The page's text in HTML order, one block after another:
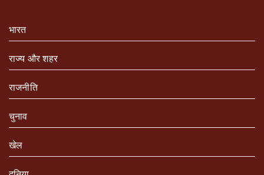
भारत
राज्य और शहर
राजनीति
चुनाव
खेल